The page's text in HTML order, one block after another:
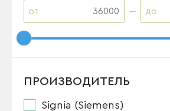
от до
ПРОИЗВОДИТЕЛЬ
Signia (Siemens)